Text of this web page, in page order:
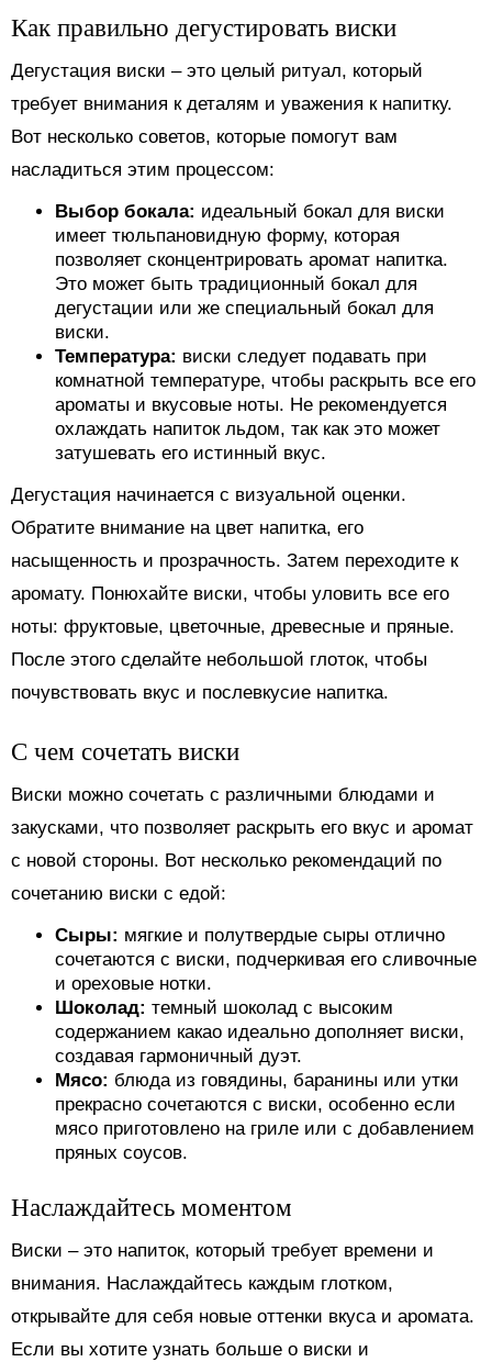
Как правильно дегустировать виски
Дегустация виски – это целый ритуал, который
требует внимания к деталям и уважения к напитку.
Вот несколько советов, которые помогут вам
насладиться этим процессом:
Выбор бокала: идеальный бокал для виски
имеет тюльпановидную форму, которая
позволяет сконцентрировать аромат напитка.
Это может быть традиционный бокал для
дегустации или же специальный бокал для
виски.
Температура: виски следует подавать при
комнатной температуре, чтобы раскрыть все его
ароматы и вкусовые ноты. Не рекомендуется
охлаждать напиток льдом, так как это может
затушевать его истинный вкус.
Дегустация начинается с визуальной оценки.
Обратите внимание на цвет напитка, его
насыщенность и прозрачность. Затем переходите к
аромату. Понюхайте виски, чтобы уловить все его
ноты: фруктовые, цветочные, древесные и пряные.
После этого сделайте небольшой глоток, чтобы
почувствовать вкус и послевкусие напитка.
С чем сочетать виски
Виски можно сочетать с различными блюдами и
закусками, что позволяет раскрыть его вкус и аромат
с новой стороны. Вот несколько рекомендаций по
сочетанию виски с едой:
Сыры: мягкие и полутвердые сыры отлично
сочетаются с виски, подчеркивая его сливочные
и ореховые нотки.
Шоколад: темный шоколад с высоким
содержанием какао идеально дополняет виски,
создавая гармоничный дуэт.
Мясо: блюда из говядины, баранины или утки
прекрасно сочетаются с виски, особенно если
мясо приготовлено на гриле или с добавлением
пряных соусов.
Наслаждайтесь моментом
Виски – это напиток, который требует времени и
внимания. Наслаждайтесь каждым глотком,
открывайте для себя новые оттенки вкуса и аромата.
Если вы хотите узнать больше о виски и